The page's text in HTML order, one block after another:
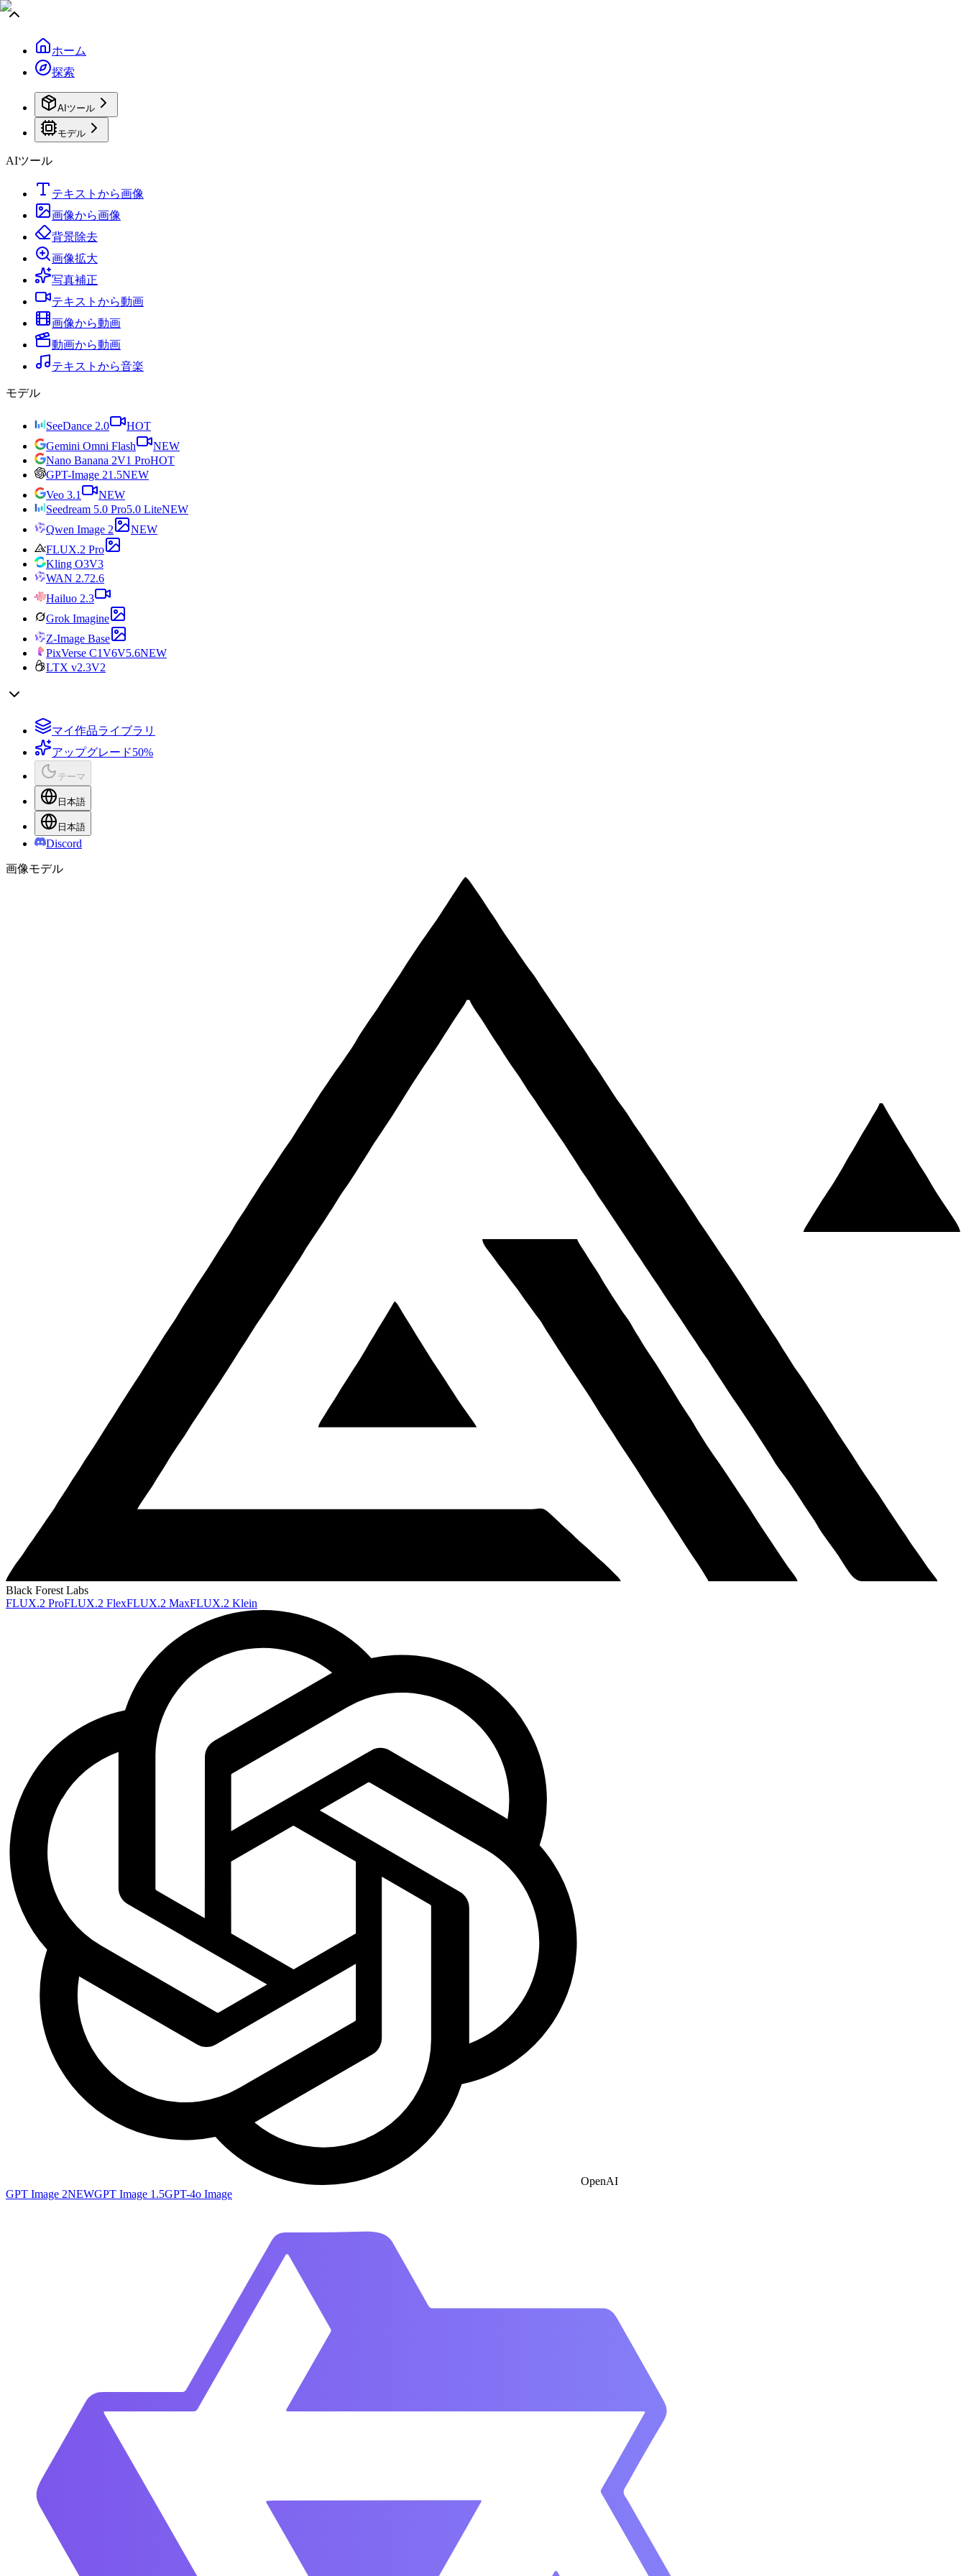
ホーム
探索
AIツール
モデル
AIツール
テキストから画像
画像から画像
背景除去
画像拡大
写真補正
テキストから動画
画像から動画
動画から動画
テキストから音楽
モデル
SeeDance 2.0
HOT
Gemini Omni Flash
NEW
Nano Banana 2V1 ProHOT
GPT-Image 21.5NEW
Veo 3.1
NEW
Seedream 5.0 Pro5.0 LiteNEW
Qwen Image 2
NEW
FLUX.2 Pro
Kling O3V3
WAN 2.72.6
Hailuo 2.3
Grok Imagine
Z-Image Base
PixVerse C1V6V5.6NEW
LTX v2.3V2
マイ作品ライブラリ
アップグレード50%
テーマ
日本語
日本語
Discord
画像モデル
Black Forest Labs
FLUX.2 ProFLUX.2 FlexFLUX.2 MaxFLUX.2 Klein
OpenAI
GPT Image 2NEWGPT Image 1.5GPT-4o Image